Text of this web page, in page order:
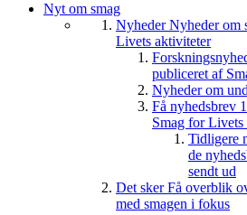
Nyt om smag
NyhederNyheder om
Livets aktiviteter
publiceret af
Nyheder om
Få nyhedsbrev
Smag for Livets
Tidligere
de
sendt ud
Det skerFå overblik
med smagen i fokus